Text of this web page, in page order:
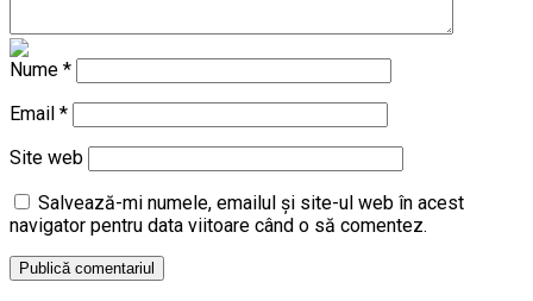
Nume *
Email *
Site web
Salvează-mi numele, emailul și site-ul web în acest
navigator pentru data viitoare când o să comentez.